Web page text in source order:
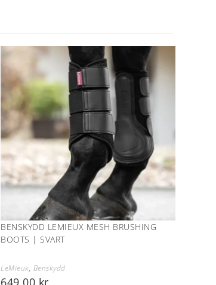
BENSKYDD LEMIEUX MESH BRUSHING
BOOTS | SVART
LeMieux, Benskydd
649,00 kr